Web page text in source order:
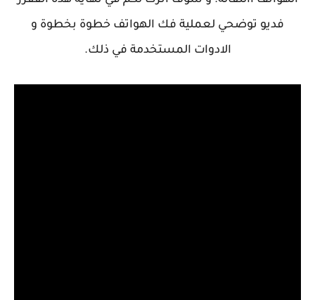
فديو توضحي لعملية فك الهواتف خطوة بخطوة و
الادوات المستخدمة في ذلك.